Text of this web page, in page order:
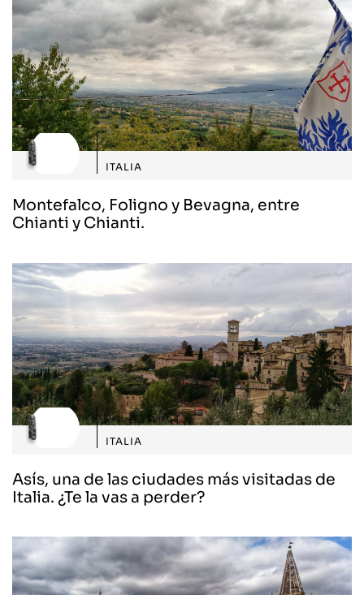
ITALIA
Montefalco, Foligno y Bevagna, entre
Chianti y Chianti.
ITALIA
Asís, una de las ciudades más visitadas de
Italia. ¿Te la vas a perder?